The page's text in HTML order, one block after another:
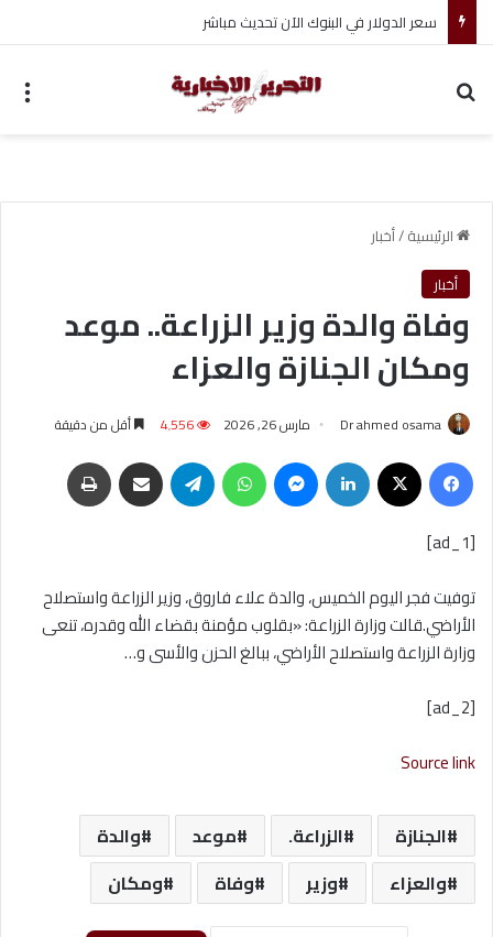
الرئيسية/أخبار
أخبار
وفاة والدة وزير الزراعة.. موعد
ومكان الجنازة والعزاء
Dr ahmed osama مارس 26, 2026 4٬556 أقل من دقيقة
[ad_1]
توفيت فجر اليوم الخميس، والدة علاء فاروق، وزير الزراعة واستصلاح
الأراضي.قالت وزارة الزراعة: «بقلوب مؤمنة بقضاء الله وقدره، تنعى
وزارة الزراعة واستصلاح الأراضي، ببالغ الحزن والأسى و…
[ad_2]
Source link
الجنازة الزراعة. موعد
والدة
والعزاء
وزير وفاة ومكان